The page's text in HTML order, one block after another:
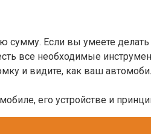
Если вы умеете
все необходимые
и видите, как ваш
его устройстве и